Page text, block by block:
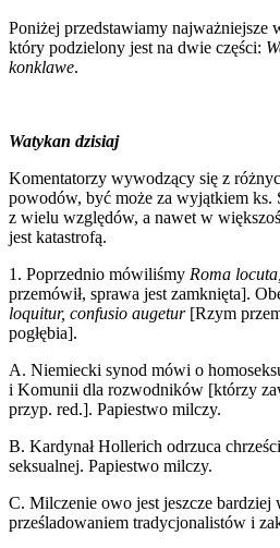
Poniżej przedstawiamy najważniejsze
który podzielony jest na dwie części:
konklawe.
Watykan dzisiaj
Komentatorzy wywodzący się z
powodów, być może za wyjątkiem ks.
z wielu względów, a nawet w
jest katastrofą.
1. Poprzednio mówiliśmy Roma
przemówił, sprawa jest zamknięta].
loquitur, confusio augetur[Rzym
pogłębia].
A. Niemiecki synod mówi o
i Komunii dla rozwodników [którzy
przyp. red.]. Papiestwo milczy.
B. Kardynał Hollerich odrzuca
seksualnej. Papiestwo milczy.
C. Milczenie owo jest jeszcze
prześladowaniem tradycjonalistów i